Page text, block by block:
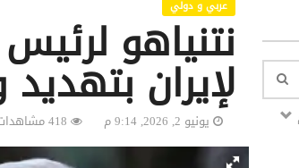
نتنياهو
لإيران بتهديد
عربي و دولي
يونيو 2, 2026, 9:14 م